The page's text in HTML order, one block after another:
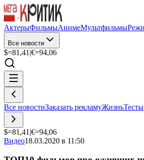
АктерыФильмыАнимеМультфильмы
Все новости
$=81,41 |€=94,06
Все новостиЗаказать рекламуЖизньТесты
$=81,41 |€=94,06
Видео18.03.2020 в 11:50